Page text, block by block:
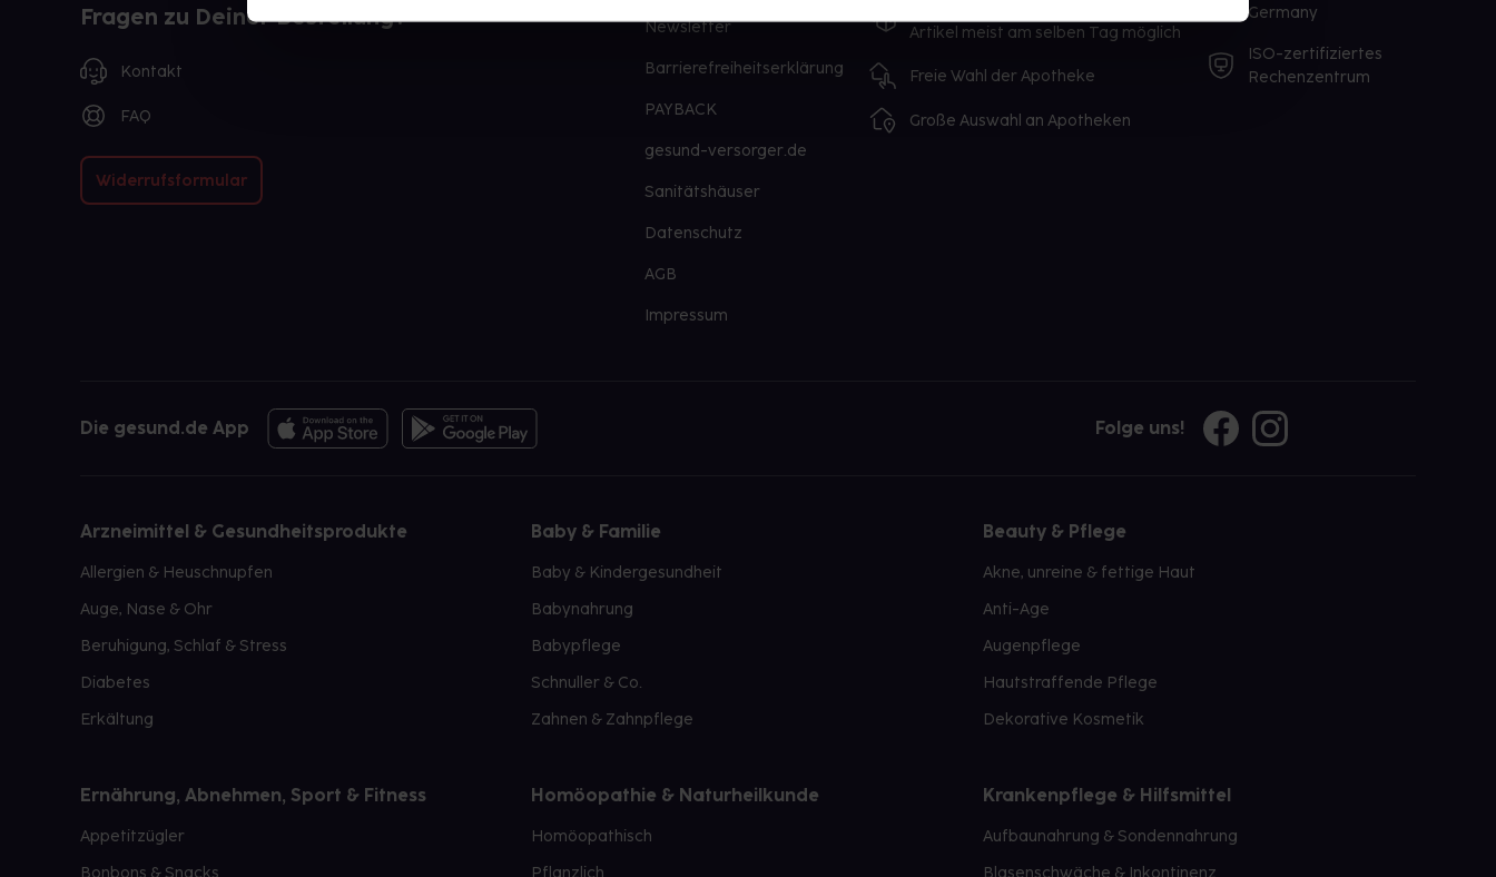
Fragen zu Deiner Bestellung?
Kontakt
FAQ
Widerrufsformular
Newsletter
Barrierefreiheitserklärung
PAYBACK
gesund-versorger.de
Sanitätshäuser
Datenschutz
AGB
Impressum
Artikel meist am selben Tag möglich
Freie Wahl der Apotheke
Große Auswahl an Apotheken
Germany
ISO-zertifiziertes
Rechenzentrum
Die gesund.de App Folge uns!
Arzneimittel & Gesundheitsprodukte
Allergien & Heuschnupfen
Auge, Nase & Ohr
Beruhigung, Schlaf & Stress
Diabetes
Erkältung
Baby & Familie
Baby & Kindergesundheit
Babynahrung
Babypflege
Schnuller & Co.
Zahnen & Zahnpflege
Beauty & Pflege
Akne, unreine & fettige Haut
Anti-Age
Augenpflege
Hautstraffende Pflege
Dekorative Kosmetik
Ernährung, Abnehmen, Sport & Fitness
Appetitzügler
Bonbons & Snacks
Homöopathie & Naturheilkunde
Homöopathisch
Pflanzlich
Krankenpflege & Hilfsmittel
Aufbaunahrung & Sondennahrung
Blasenschwäche & Inkontinenz